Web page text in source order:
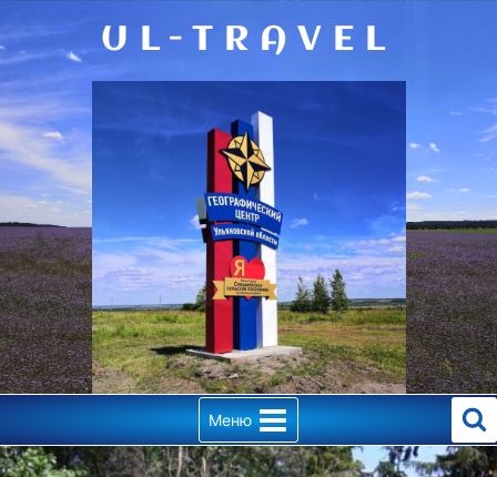
к
содержимому
UL-TRAVEL
Меню